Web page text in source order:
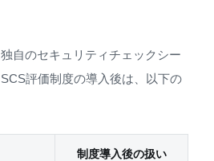
自のセキュリティチェックシー
評価制度の導入後は、以下の
制度導入後の扱い